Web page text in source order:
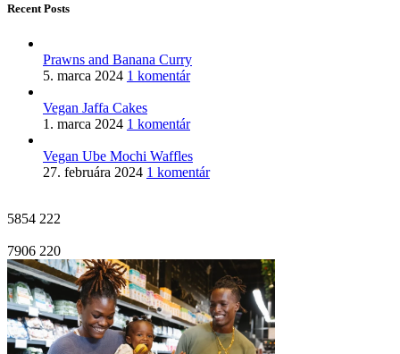
Recent Posts
Prawns and Banana Curry
5. marca 2024 1 komentár
Vegan Jaffa Cakes
1. marca 2024 1 komentár
Vegan Ube Mochi Waffles
27. februára 2024 1 komentár
5854 222
7906 220